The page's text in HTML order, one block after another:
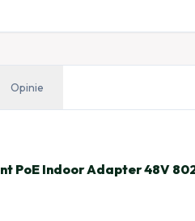
Opinie
PoE Indoor Adapter 48V